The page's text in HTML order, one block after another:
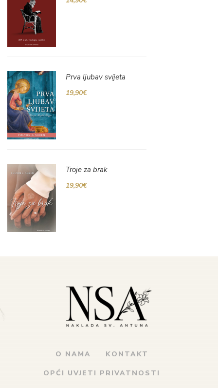
Prva ljubav svijeta
19,90€
Troje za brak
19,90€
O NAMA KONTAKT
OPĆI UVJETI PRIVATNOSTI